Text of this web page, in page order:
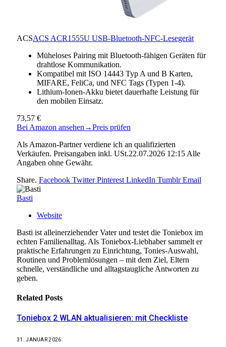
ACSACS ACR1555U USB-Bluetooth-NFC-Lesegerät
Müheloses Pairing mit Bluetooth-fähigen Geräten für
drahtlose Kommunikation.
Kompatibel mit ISO 14443 Typ A und B Karten,
MIFARE, FeliCa, und NFC Tags (Typen 1-4).
Lithium-Ionen-Akku bietet dauerhafte Leistung für
den mobilen Einsatz.
73,57 €
Bei Amazon ansehen →Preis prüfen
Als Amazon-Partner verdiene ich an qualifizierten
Verkäufen. Preisangaben inkl. USt.22.07.2026 12:15 Alle
Angaben ohne Gewähr.
Share. Facebook Twitter Pinterest LinkedIn Tumblr Email
Basti
Website
Basti ist alleinerziehender Vater und testet die Toniebox im
echten Familienalltag. Als Toniebox-Liebhaber sammelt er
praktische Erfahrungen zu Einrichtung, Tonies-Auswahl,
Routinen und Problemlösungen – mit dem Ziel, Eltern
schnelle, verständliche und alltagstaugliche Antworten zu
geben.
Related Posts
Toniebox 2 WLAN aktualisieren: mit Checkliste
31. JANUAR 2026